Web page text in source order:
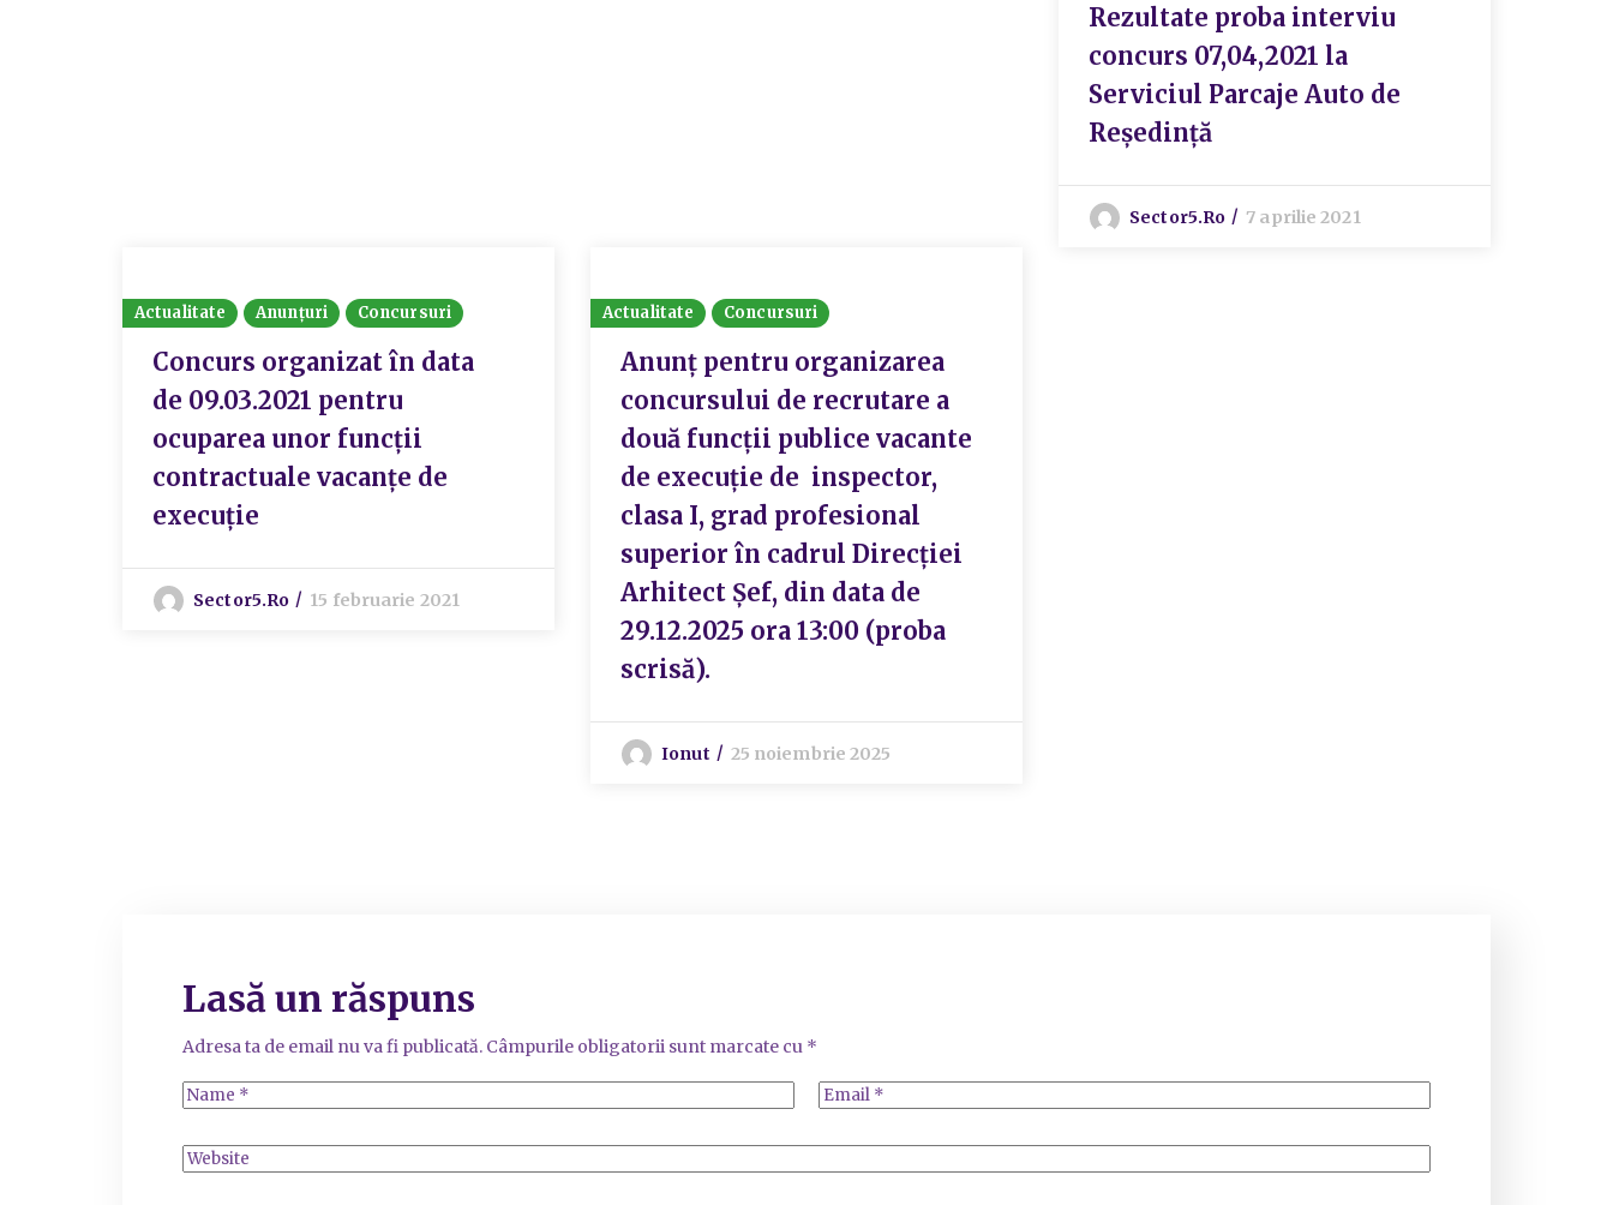
Rezultate proba interviu
concurs 07,04,2021 la
Serviciul Parcaje Auto de
Reședință
Sector5.ro 7 aprilie 2021
Actualitate Anunțuri Concursuri
Concurs organizat în data
de 09.03.2021 pentru
ocuparea unor funcții
contractuale vacanțe de
execuție
Sector5.ro 15 februarie 2021
Actualitate Concursuri
Anunț pentru organizarea
concursului de recrutare a
două funcții publice vacante
de execuție de inspector,
clasa I, grad profesional
superior în cadrul Direcției
Arhitect Șef, din data de
29.12.2025 ora 13:00 (proba
scrisă).
Ionut 25 noiembrie 2025
Lasă un răspuns
Adresa ta de email nu va fi publicată. Câmpurile obligatorii sunt marcate cu *